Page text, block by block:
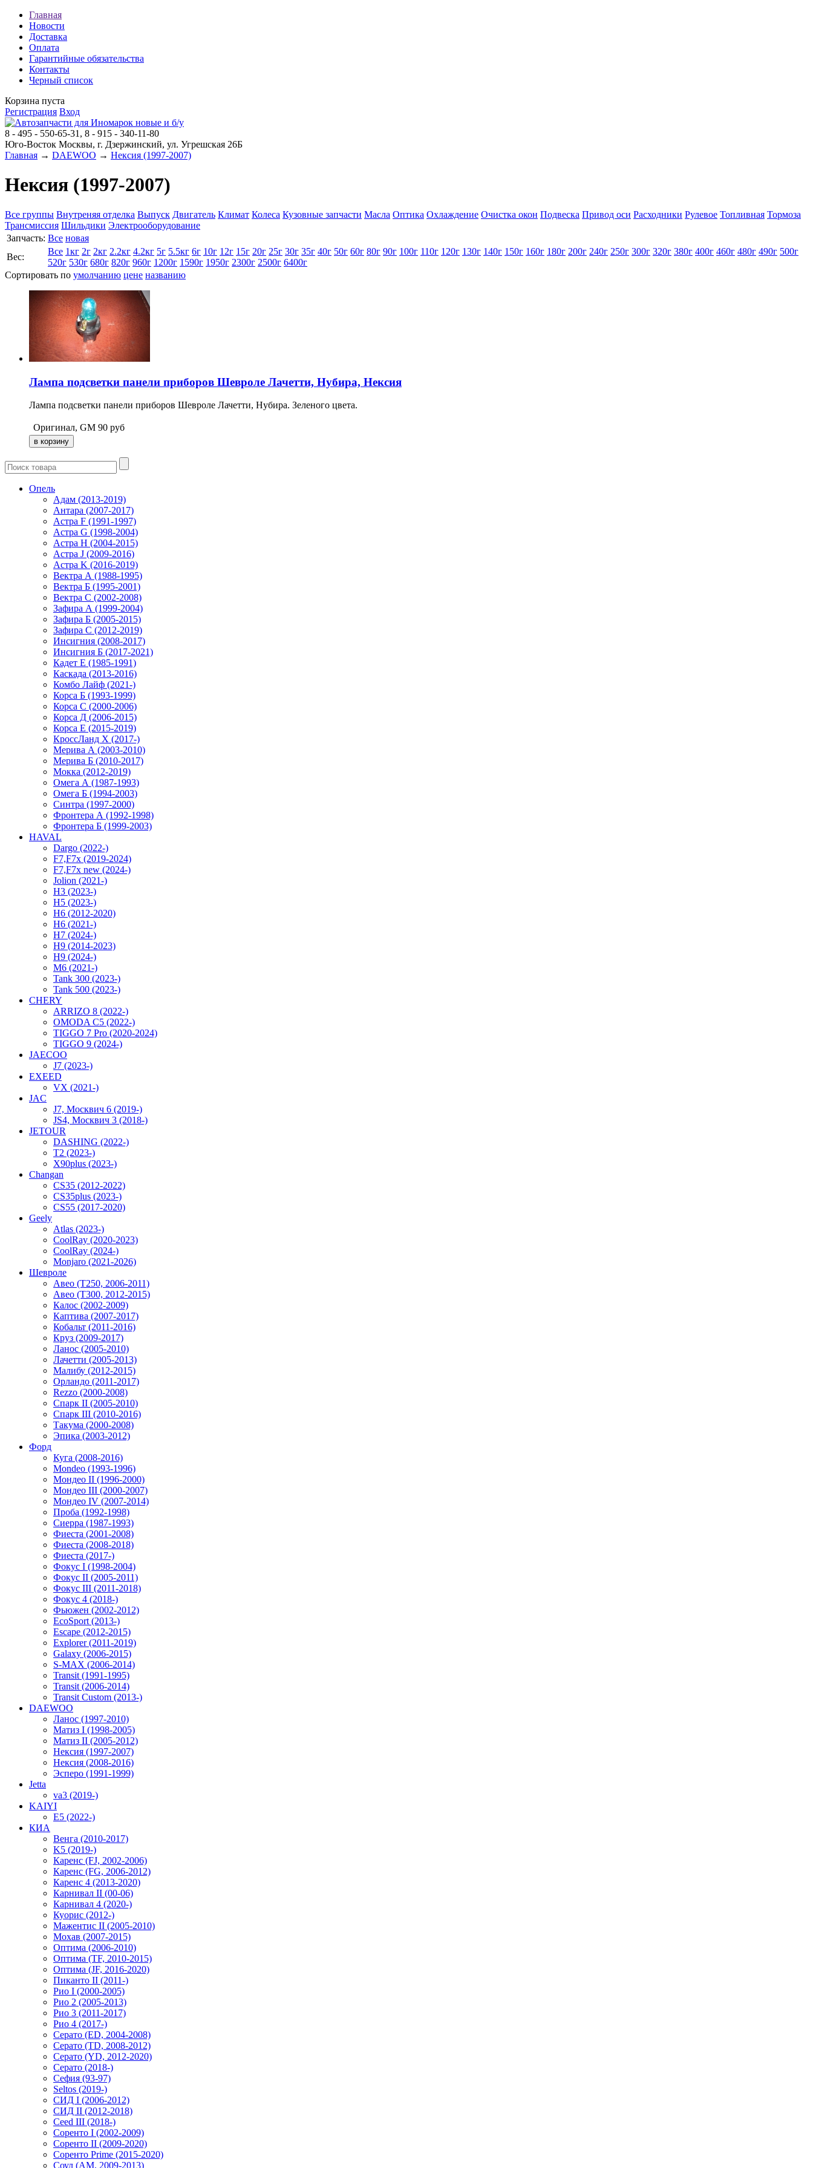
Главная
Новости
Доставка
Оплата
Гарантийные обязательства
Контакты
Черный список
Корзина пуста
Регистрация Вход
8 - 495 - 550-65-31, 8 - 915 - 340-11-80
Юго-Восток Москвы, г. Дзержинский, ул. Угрешская 26Б
Главная → DAEWOO → Нексия (1997-2007)
Нексия (1997-2007)
Все группы Внутреняя отделка Выпуск Двигатель Климат Колеса Кузовные запчасти Масла Оптика Охлаждение Очистка окон Подвеска Привод оси Расходники Рулевое Топливная Тормоза
Трансмиссия Шильдики Электрооборудование
Запчасть: Все новая
Вес:
Все 1кг 2г 2кг 2.2кг 4.2кг 5г 5.5кг 6г 10г 12г 15г 20г 25г 30г 35г 40г 50г 60г 80г 90г 100г 110г 120г 130г 140г 150г 160г 180г 200г 240г 250г 300г 320г 380г 400г 460г 480г 490г 500г
520г 530г 680г 820г 960г 1200г 1590г 1950г 2300г 2500г 6400г
Сортировать по умолчанию цене названию
Лампа подсветки панели приборов Шевроле Лачетти, Нубира, Нексия
Лампа подсветки панели приборов Шевроле Лачетти, Нубира. Зеленого цвета.
Оригинал, GM 90 руб
Опель
Адам (2013-2019)
Антара (2007-2017)
Астра F (1991-1997)
Астра G (1998-2004)
Астра H (2004-2015)
Астра J (2009-2016)
Астра K (2016-2019)
Вектра А (1988-1995)
Вектра Б (1995-2001)
Вектра С (2002-2008)
Зафира А (1999-2004)
Зафира Б (2005-2015)
Зафира С (2012-2019)
Инсигния (2008-2017)
Инсигния Б (2017-2021)
Кадет Е (1985-1991)
Каскада (2013-2016)
Комбо Лайф (2021-)
Корса Б (1993-1999)
Корса С (2000-2006)
Корса Д (2006-2015)
Корса E (2015-2019)
КроссЛанд X (2017-)
Мерива А (2003-2010)
Мерива Б (2010-2017)
Мокка (2012-2019)
Омега А (1987-1993)
Омега Б (1994-2003)
Синтра (1997-2000)
Фронтера А (1992-1998)
Фронтера Б (1999-2003)
HAVAL
Dargo (2022-)
F7,F7x (2019-2024)
F7,F7x new (2024-)
Jolion (2021-)
H3 (2023-)
H5 (2023-)
H6 (2012-2020)
H6 (2021-)
H7 (2024-)
H9 (2014-2023)
H9 (2024-)
M6 (2021-)
Tank 300 (2023-)
Tank 500 (2023-)
CHERY
ARRIZO 8 (2022-)
OMODA C5 (2022-)
TIGGO 7 Pro (2020-2024)
TIGGO 9 (2024-)
JAECOO
J7 (2023-)
EXEED
VX (2021-)
JAC
J7, Москвич 6 (2019-)
JS4, Москвич 3 (2018-)
JETOUR
DASHING (2022-)
T2 (2023-)
X90plus (2023-)
Changan
CS35 (2012-2022)
CS35plus (2023-)
CS55 (2017-2020)
Geely
Atlas (2023-)
CoolRay (2020-2023)
CoolRay (2024-)
Monjaro (2021-2026)
Шевроле
Авео (T250, 2006-2011)
Авео (T300, 2012-2015)
Калос (2002-2009)
Каптива (2007-2017)
Кобальт (2011-2016)
Круз (2009-2017)
Ланос (2005-2010)
Лачетти (2005-2013)
Малибу (2012-2015)
Орландо (2011-2017)
Rezzo (2000-2008)
Спарк II (2005-2010)
Спарк III (2010-2016)
Такума (2000-2008)
Эпика (2003-2012)
Форд
Куга (2008-2016)
Mondeo (1993-1996)
Мондео II (1996-2000)
Мондео III (2000-2007)
Мондео IV (2007-2014)
Проба (1992-1998)
Сиерра (1987-1993)
Фиеста (2001-2008)
Фиеста (2008-2018)
Фиеста (2017-)
Фокус I (1998-2004)
Фокус II (2005-2011)
Фокус III (2011-2018)
Фокус 4 (2018-)
Фьюжен (2002-2012)
EcoSport (2013-)
Escape (2012-2015)
Explorer (2011-2019)
Galaxy (2006-2015)
S-MAX (2006-2014)
Transit (1991-1995)
Transit (2006-2014)
Transit Custom (2013-)
DAEWOO
Ланос (1997-2010)
Матиз I (1998-2005)
Матиз II (2005-2012)
Нексия (1997-2007)
Нексия (2008-2016)
Эсперо (1991-1999)
Jetta
va3 (2019-)
KAIYI
E5 (2022-)
КИА
Венга (2010-2017)
K5 (2019-)
Каренс (FJ, 2002-2006)
Каренс (FG, 2006-2012)
Каренс 4 (2013-2020)
Карнивал II (00-06)
Карнивал 4 (2020-)
Куорис (2012-)
Мажентис II (2005-2010)
Мохав (2007-2015)
Оптима (2006-2010)
Оптима (TF, 2010-2015)
Оптима (JF, 2016-2020)
Пиканто II (2011-)
Рио I (2000-2005)
Рио 2 (2005-2013)
Рио 3 (2011-2017)
Рио 4 (2017-)
Серато (ED, 2004-2008)
Серато (TD, 2008-2012)
Серато (YD, 2012-2020)
Серато (2018-)
Сефия (93-97)
Seltos (2019-)
СИД I (2006-2012)
СИД II (2012-2018)
Ceed III (2018-)
Соренто I (2002-2009)
Соренто II (2009-2020)
Соренто Prime (2015-2020)
Соул (AM, 2009-2013)